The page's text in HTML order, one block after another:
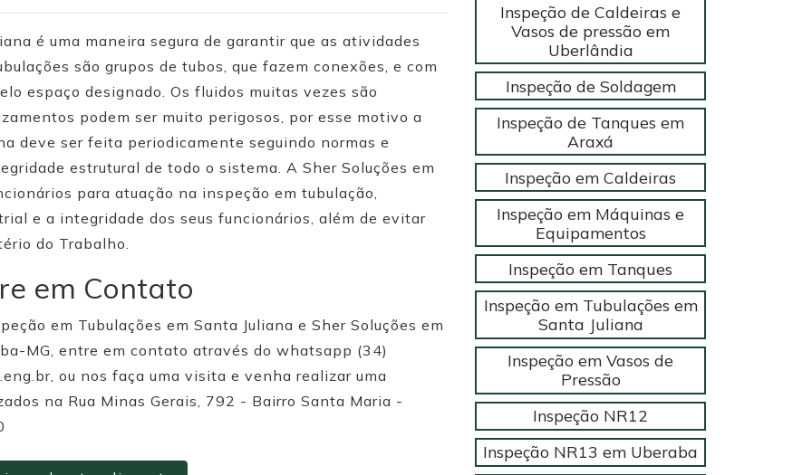
é uma maneira segura de garantir que as atividades
são grupos de tubos, que fazem conexões, e com
espaço designado. Os fluidos muitas vezes são
podem ser muito perigosos, por esse motivo a
deve ser feita periodicamente seguindo normas e
estrutural de todo o sistema. A Sher Soluções em
para atuação na inspeção em tubulação,
e a integridade dos seus funcionários, além de evitar
do Trabalho.
em Contato
em Tubulações em Santa Juliana e Sher Soluções em
MG, entre em contato através do whatsapp (34)
ou nos faça uma visita e venha realizar uma
na Rua Minas Gerais, 792 - Bairro Santa Maria -
Inspeção de Caldeiras e
Vasos de pressão em
Uberlândia
Inspeção de Soldagem
Inspeção de Tanques em
Araxá
Inspeção em Caldeiras
Inspeção em Máquinas e
Equipamentos
Inspeção em Tanques
Inspeção em Tubulações em
Santa Juliana
Inspeção em Vasos de
Pressão
Inspeção NR12
Inspeção NR13 em Uberaba